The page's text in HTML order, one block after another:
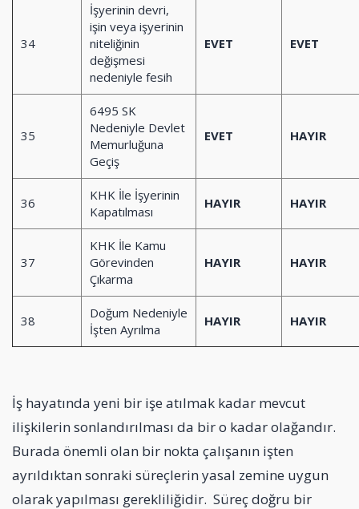
34
İşyerinin devri,
işin veya işyerinin
niteliğinin
değişmesi
nedeniyle fesih
EVET EVET
35
6495 SK
Nedeniyle Devlet
Memurluğuna
Geçiş
EVET HAYIR
36
KHK İle İşyerinin
Kapatılması
HAYIR HAYIR
37
KHK İle Kamu
Görevinden
Çıkarma
HAYIR HAYIR
38
Doğum Nedeniyle
İşten Ayrılma
HAYIR HAYIR
İş hayatında yeni bir işe atılmak kadar mevcut
ilişkilerin sonlandırılması da bir o kadar olağandır.
Burada önemli olan bir nokta çalışanın işten
ayrıldıktan sonraki süreçlerin yasal zemine uygun
olarak yapılması gerekliliğidir. Süreç doğru bir